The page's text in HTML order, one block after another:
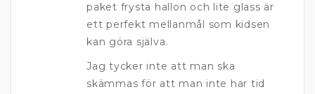
paket frysta hallon och lite glass är
ett perfekt mellanmål som kidsen
kan göra själva.
Jag tycker inte att man ska
skämmas för att man inte har tid